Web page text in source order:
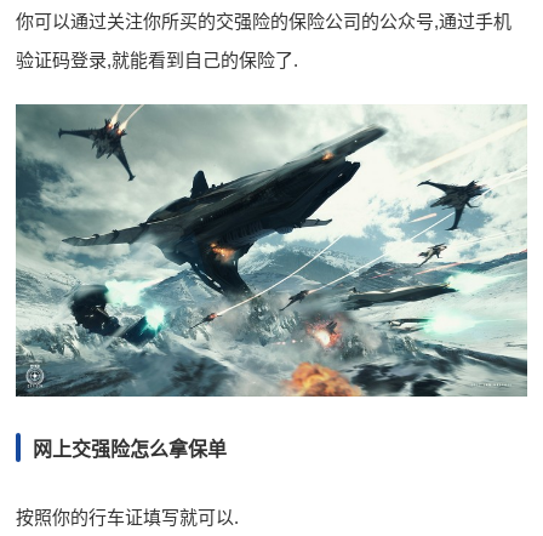
你可以通过关注你所买的交强险的保险公司的公众号,通过手机
验证码登录,就能看到自己的保险了.
网上交强险怎么拿保单
按照你的行车证填写就可以.